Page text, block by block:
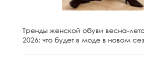
Тренды женской обуви весна-
2026: что будет в моде в новом